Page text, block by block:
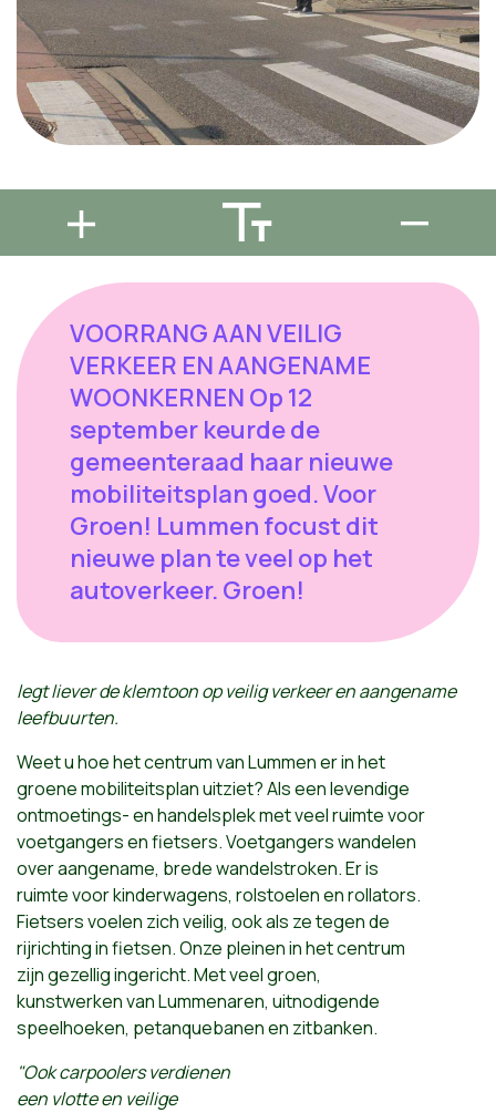
VOORRANG AAN VEILIG
VERKEER EN AANGENAME
WOONKERNEN Op 12
september keurde de
gemeenteraad haar nieuwe
mobiliteitsplan goed. Voor
Groen! Lummen focust dit
nieuwe plan te veel op het
autoverkeer. Groen!
legt liever de klemtoon op veilig verkeer en aangename
leefbuurten.
Weet u hoe het centrum van Lummen er in het
groene mobiliteitsplan uitziet? Als een levendige
ontmoetings- en handelsplek met veel ruimte voor
voetgangers en fietsers. Voetgangers wandelen
over aangename, brede wandelstroken. Er is
ruimte voor kinderwagens, rolstoelen en rollators.
Fietsers voelen zich veilig, ook als ze tegen de
rijrichting in fietsen. Onze pleinen in het centrum
zijn gezellig ingericht. Met veel groen,
kunstwerken van Lummenaren, uitnodigende
speelhoeken, petanquebanen en zitbanken.
"Ook carpoolers verdienen
een vlotte en veilige